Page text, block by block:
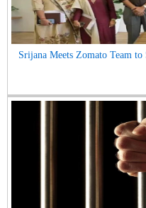
Srijana Meets Zomato Team